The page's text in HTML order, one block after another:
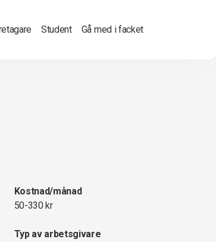
Student Gå med i facket
Kostnad/månad
50-330 kr
Typ av arbetsgivare